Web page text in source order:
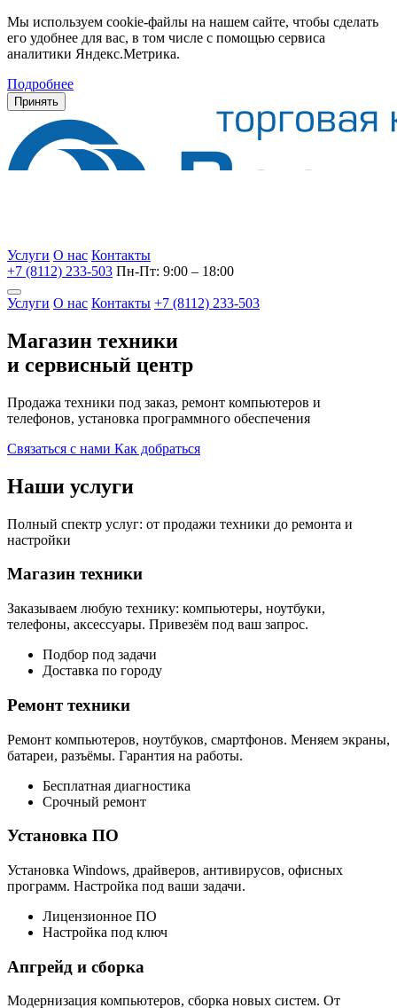
Мы используем cookie-файлы на нашем сайте, чтобы сделать
его удобнее для вас, в том числе с помощью сервиса
аналитики Яндекс.Метрика.
Подробнее
Принять
Услуги О нас Контакты
+7 (8112) 233-503 Пн-Пт: 9:00 – 18:00
Услуги О нас Контакты +7 (8112) 233-503
Магазин техники
и сервисный центр
Продажа техники под заказ, ремонт компьютеров и
телефонов, установка программного обеспечения
Связаться с нами Как добраться
Наши услуги
Полный спектр услуг: от продажи техники до ремонта и
настройки
Магазин техники
Заказываем любую технику: компьютеры, ноутбуки,
телефоны, аксессуары. Привезём под ваш запрос.
Подбор под задачи
Доставка по городу
Ремонт техники
Ремонт компьютеров, ноутбуков, смартфонов. Меняем экраны,
батареи, разъёмы. Гарантия на работы.
Бесплатная диагностика
Срочный ремонт
Установка ПО
Установка Windows, драйверов, антивирусов, офисных
программ. Настройка под ваши задачи.
Лицензионное ПО
Настройка под ключ
Апгрейд и сборка
Модернизация компьютеров, сборка новых систем. От